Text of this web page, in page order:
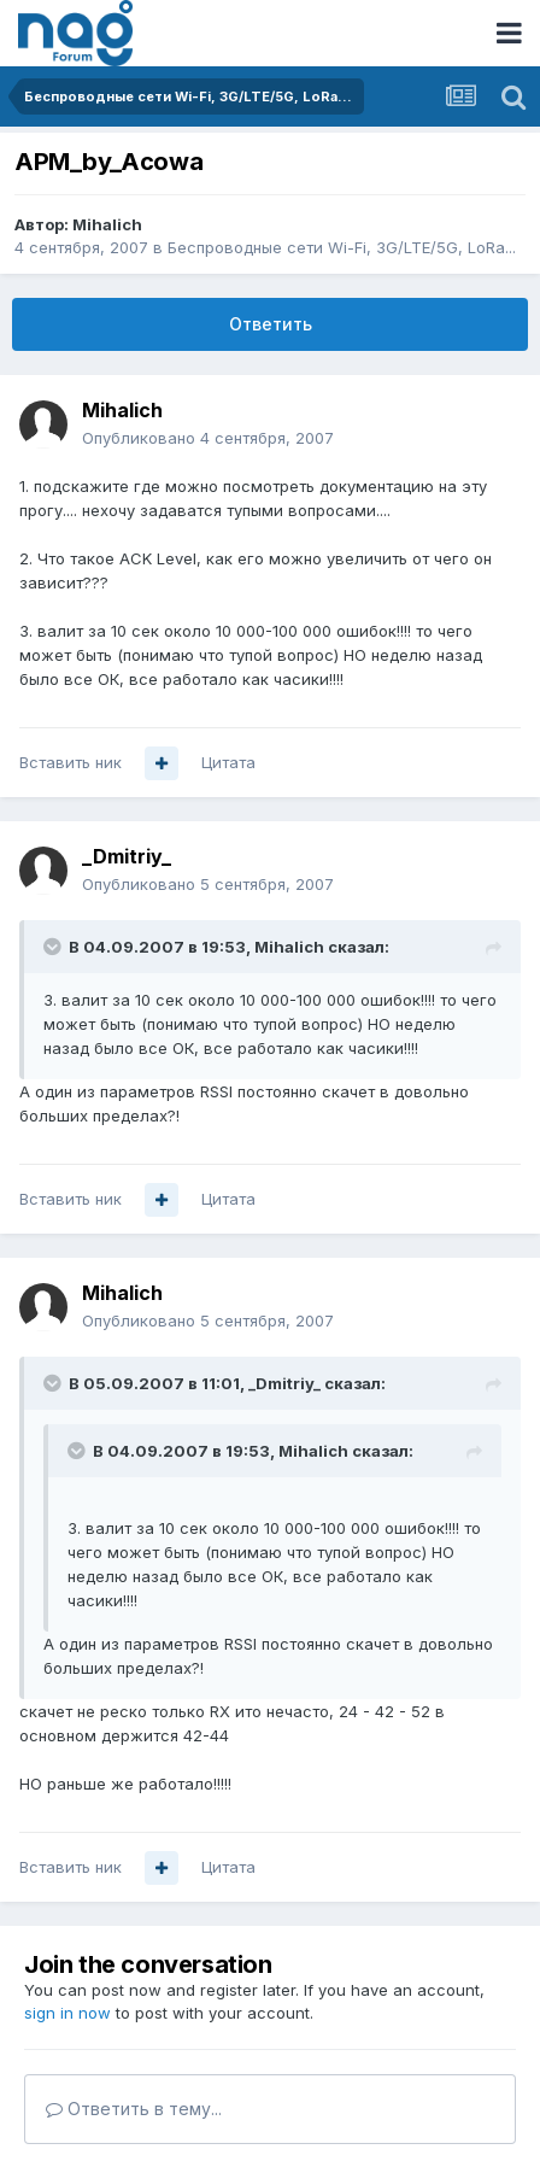
Беспроводные сети Wi-Fi, 3G/LTE/5G, LoRa...
APM_by_Acowa
Автор: Mihalich
4 сентября, 2007 в Беспроводные сети Wi-Fi, 3G/LTE/5G, LoRa...
Ответить
Mihalich
Опубликовано 4 сентября, 2007
1. подскажите где можно посмотреть документацию на эту
прогу.... нехочу задаватся тупыми вопросами....
2. Что такое ACK Level, как его можно увеличить от чего он
зависит???
3. валит за 10 сек около 10 000-100 000 ошибок!!!! то чего
может быть (понимаю что тупой вопрос) НО неделю назад
было все ОК, все работало как часики!!!!
Вставить ник Цитата
_Dmitriy_
Опубликовано 5 сентября, 2007
В 04.09.2007 в 19:53, Mihalich сказал:
3. валит за 10 сек около 10 000-100 000 ошибок!!!! то чего
может быть (понимаю что тупой вопрос) НО неделю
назад было все ОК, все работало как часики!!!!
А один из параметров RSSI постоянно скачет в довольно
больших пределах?!
Вставить ник Цитата
Mihalich
Опубликовано 5 сентября, 2007
В 05.09.2007 в 11:01, _Dmitriy_ сказал:
В 04.09.2007 в 19:53, Mihalich сказал:
3. валит за 10 сек около 10 000-100 000 ошибок!!!! то
чего может быть (понимаю что тупой вопрос) НО
неделю назад было все ОК, все работало как
часики!!!!
А один из параметров RSSI постоянно скачет в довольно
больших пределах?!
скачет не реско только RX ито нечасто, 24 - 42 - 52 в
основном держится 42-44
НО раньше же работало!!!!!
Вставить ник Цитата
Join the conversation
You can post now and register later. If you have an account,
sign in now to post with your account.
Ответить в тему...